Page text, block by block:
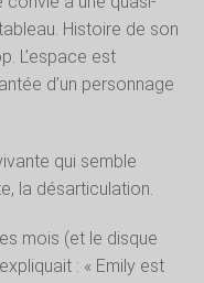
Histoire de son
L’espace est
d’un personnage
qui semble
la désarticulation.
mois (et le disque
: « Emily est